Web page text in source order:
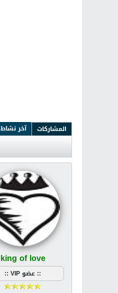
المشاركات آخر نشاط
king of love
:: عضو VIP ::